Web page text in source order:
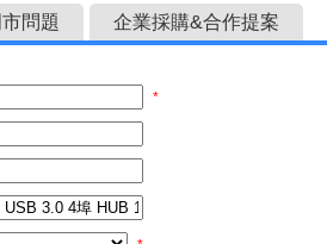
市問題 企業採購&合作提案
*